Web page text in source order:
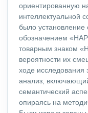
ориентированную
интеллектуальной
было установление
обозначением
товарным знаком
вероятности их
ходе исследования
анализ,
семантический
опираясь на